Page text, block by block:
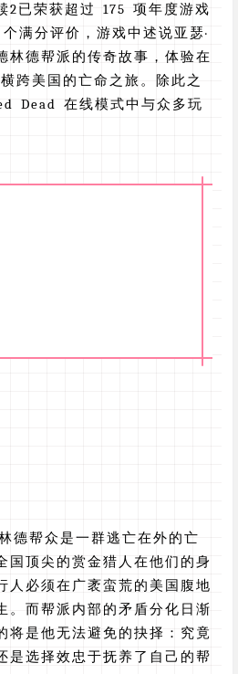
荣获超过 175 项年度游戏
满分评价，游戏中述说亚瑟·
林德帮派的传奇故事，体验在
跨美国的亡命之旅。除此之
Dead 在线模式中与众多玩
帮众是一群逃亡在外的亡
国顶尖的赏金猎人在他们的身
人必须在广袤蛮荒的美国腹地
。而帮派内部的矛盾分化日渐
将是他无法避免的抉择：究竟
是选择效忠于抚养了自己的帮